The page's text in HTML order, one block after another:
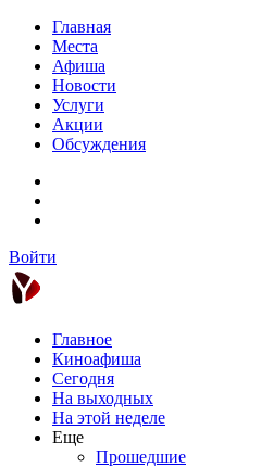
Главная
Места
Афиша
Новости
Услуги
Акции
Обсуждения
Войти
Главное
Киноафиша
Сегодня
На выходных
На этой неделе
Еще
Прошедшие